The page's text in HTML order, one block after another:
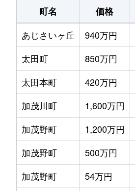
町名 価格
あじさいヶ丘
940万円
太田町
850万円
太田本町
420万円
加茂川町
1,600万円
加茂野町
1,200万円
加茂野町
500万円
加茂野町
54万円